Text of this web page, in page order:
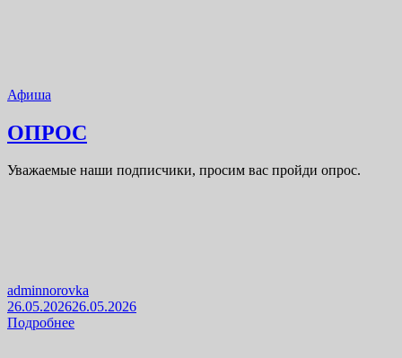
Афиша
ОПРОС
Уважаемые наши подписчики, просим вас пройди опрос.
adminnorovka
26.05.202626.05.2026
Подробнее